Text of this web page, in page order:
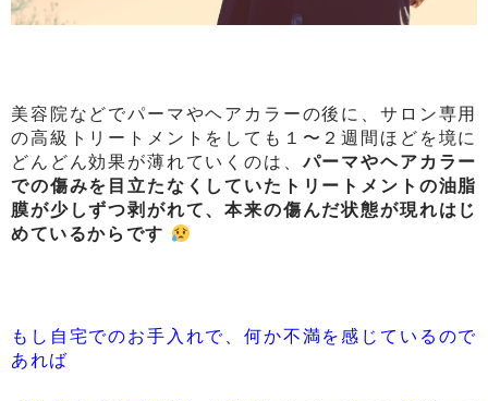
美容院などでパーマやヘアカラーの後に、サロン専用
の高級トリートメントをしても１〜２週間ほどを境に
どんどん効果が薄れていくのは、パーマやヘアカラー
での傷みを目立たなくしていたトリートメントの油脂
膜が少しずつ剥がれて、本来の傷んだ状態が現れはじ
めているからです
もし自宅でのお手入れで、何か不満を感じているので
あれば